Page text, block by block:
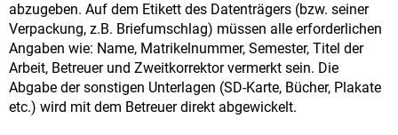
abzugeben. Auf dem Etikett des Datenträgers (bzw. seiner
Verpackung, z.B. Briefumschlag) müssen alle erforderlichen
Angaben wie: Name, Matrikelnummer, Semester, Titel der
Arbeit, Betreuer und Zweitkorrektor vermerkt sein. Die
Abgabe der sonstigen Unterlagen (SD-Karte, Bücher, Plakate
etc.) wird mit dem Betreuer direkt abgewickelt.